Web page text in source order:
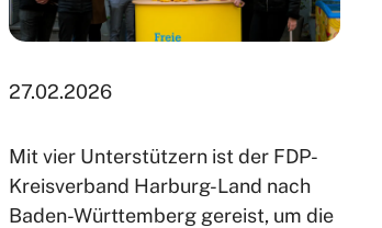
27.02.2026
Mit vier Unterstützern ist der FDP-
Kreisverband Harburg-Land nach
Baden-Württemberg gereist, um die